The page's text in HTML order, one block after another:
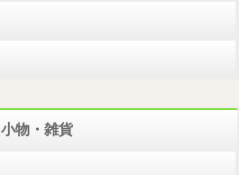
小物・雑貨